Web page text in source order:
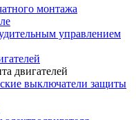
монтажа
управлением
двигателей
выключатели защиты